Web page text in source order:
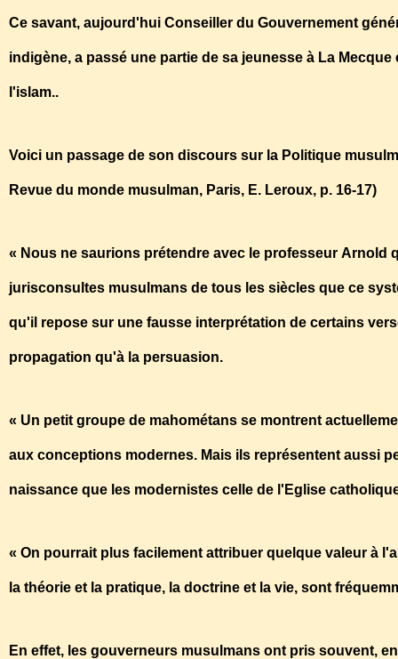
Ce savant, aujourd'hui Conseiller du Gouvernement
indigène, a passé une partie de sa jeunesse à La
l'islam..
Voici un passage de son discours sur la Politique
Revue du monde musulman, Paris, E. Leroux, p. 16-17)
« Nous ne saurions prétendre avec le professeur Arnold
jurisconsultes musulmans de tous les siècles que ce
qu'il repose sur une fausse interprétation de certains
propagation qu'à la persuasion.
« Un petit groupe de mahométans se montrent
aux conceptions modernes. Mais ils représentent aussi
naissance que les modernistes celle de l'Eglise
« On pourrait plus facilement attribuer quelque valeur à
la théorie et la pratique, la doctrine et la vie, sont
En effet, les gouverneurs musulmans ont pris souvent,